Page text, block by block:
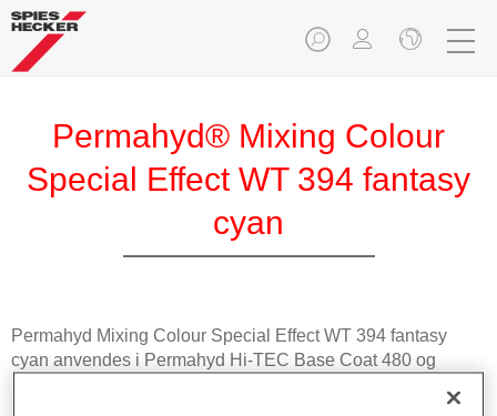
Permahyd® Mixing Colour
Special Effect WT 394 fantasy
cyan
Permahyd Mixing Colour Special Effect WT 394 fantasy
cyan anvendes i Permahyd Hi-TEC Base Coat 480 og